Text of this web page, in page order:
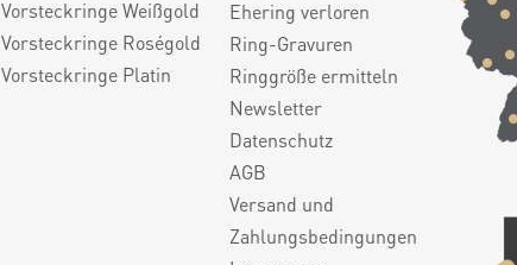
Vorsteckringe Weißgold
Vorsteckringe Roségold
Vorsteckringe Platin
Ehering verloren
Ring-Gravuren
Ringgröße ermitteln
Newsletter
Datenschutz
AGB
Versand und
Zahlungsbedingungen